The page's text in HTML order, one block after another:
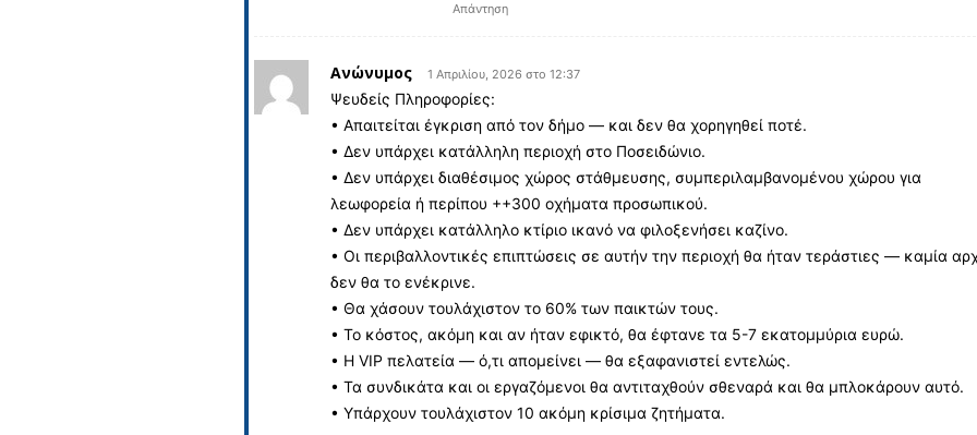
Απάντηση
Ανώνυμος 1 Απριλίου, 2026 στο 12:37
Ψευδείς Πληροφορίες:
• Απαιτείται έγκριση από τον δήμο — και δεν θα χορηγηθεί ποτέ.
• Δεν υπάρχει κατάλληλη περιοχή στο Ποσειδώνιο.
• Δεν υπάρχει διαθέσιμος χώρος στάθμευσης, συμπεριλαμβανομένου χώρου για
λεωφορεία ή περίπου ++300 οχήματα προσωπικού.
• Δεν υπάρχει κατάλληλο κτίριο ικανό να φιλοξενήσει καζίνο.
• Οι περιβαλλοντικές επιπτώσεις σε αυτήν την περιοχή θα ήταν τεράστιες — καμία
δεν θα το ενέκρινε.
• Θα χάσουν τουλάχιστον το 60% των παικτών τους.
• Το κόστος, ακόμη και αν ήταν εφικτό, θα έφτανε τα 5-7 εκατομμύρια ευρώ.
• Η VIP πελατεία — ό,τι απομείνει — θα εξαφανιστεί εντελώς.
• Τα συνδικάτα και οι εργαζόμενοι θα αντιταχθούν σθεναρά και θα μπλοκάρουν αυτό.
• Υπάρχουν τουλάχιστον 10 ακόμη κρίσιμα ζητήματα.